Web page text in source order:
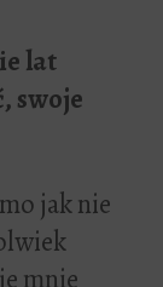
lat
, swoje
jak nie
mnie